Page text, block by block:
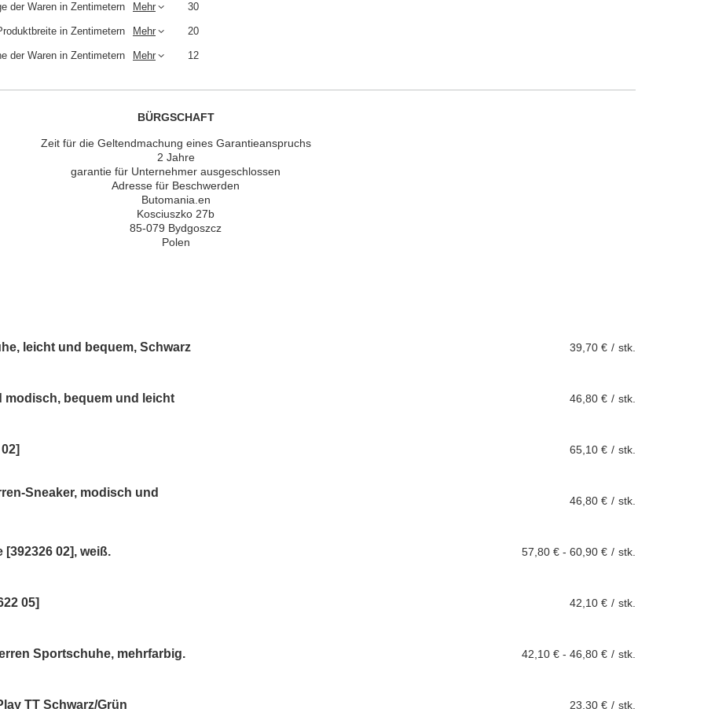
der Waren in Zentimetern Mehr 30
in Zentimetern Mehr 20
der Waren in Zentimetern Mehr 12
BÜRGSCHAFT
Zeit für die Geltendmachung eines Garantieanspruchs
2 Jahre
garantie für Unternehmer ausgeschlossen
Adresse für Beschwerden
Butomania.en
Kosciuszko 27b
85-079 Bydgoszcz
Polen
leicht und bequem, Schwarz 39,70 € / stk.
modisch, bequem und leicht 46,80 € / stk.
65,10 € / stk.
Sneaker, modisch und
46,80 € / stk.
02], weiß. 57,80 € - 60,90 € / stk.
05] 42,10 € / stk.
Sportschuhe, mehrfarbig. 42,10 € - 46,80 € / stk.
TT Schwarz/Grün 23,30 € / stk.